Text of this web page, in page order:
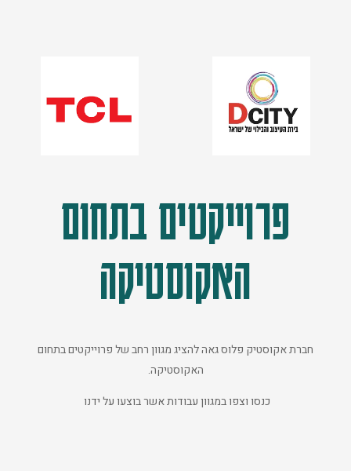
פרוייקטים בתחום
האקוסטיקה
חברת אקוסטיק פלוס גאה להציג מגוון רחב של פרוייקטים בתחום
האקוסטיקה.
כנסו וצפו במגוון עבודות אשר בוצעו על ידנו